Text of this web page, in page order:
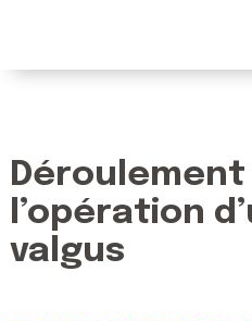
Déroulement
l’opération
valgus